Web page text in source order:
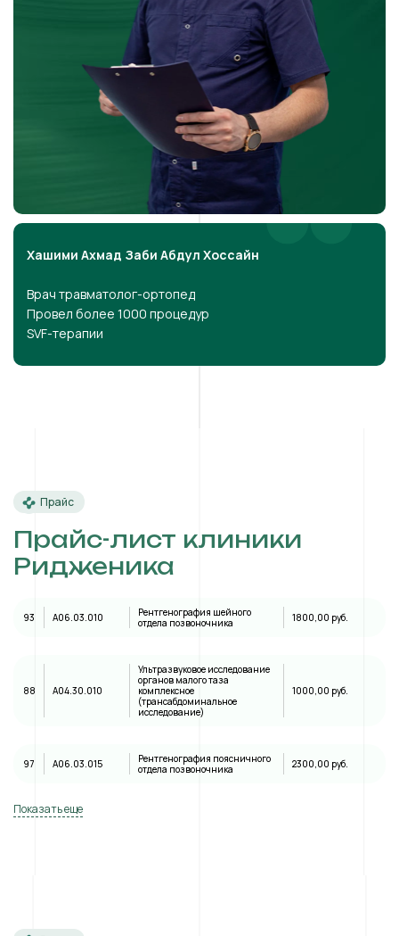
Хашими Ахмад Заби Абдул Хоссайн
Врач травматолог-ортопед
Провел более 1000 процедур
SVF-терапии
Прайс
Прайс-лист клиники
Ридженика
93 A06.03.010
Рентгенография шейного
отдела позвоночника
1800,00 руб.
88 А04.30.010
Ультразвуковое исследование
органов малого таза
комплексное
(трансабдоминальное
исследование)
1000,00 руб.
97 A06.03.015
Рентгенография поясничного
отдела позвоночника
2300,00 руб.
Показать еще